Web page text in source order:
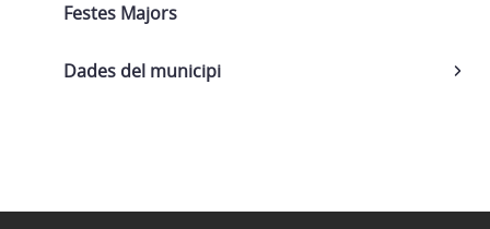
Festes Majors
Dades del municipi